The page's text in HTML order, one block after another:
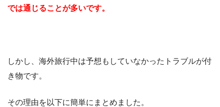
では通じることが多いです。
しかし、海外旅行中は予想もしていなかったトラブルが付
き物です。
その理由を以下に簡単にまとめました。